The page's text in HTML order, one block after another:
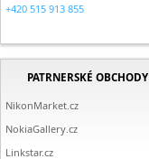
+420 515 913 855
PATRNERSKÉ OBCHODY
NikonMarket.cz
NokiaGallery.cz
Linkstar.cz